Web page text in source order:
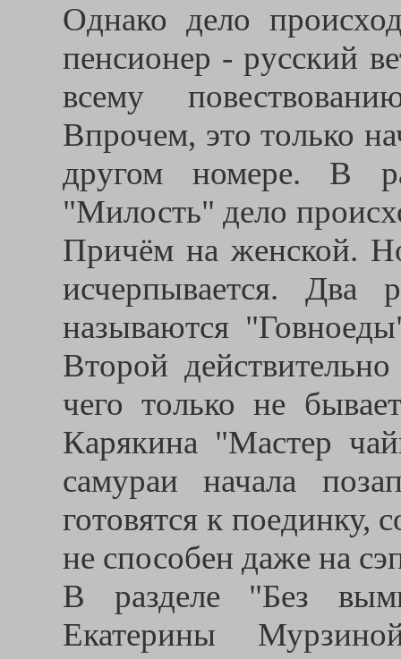
Однако дело
пенсионер - русский
всему
Впрочем, это только
другом номере. В
"Милость" дело
Причём на женской.
исчерпывается. Два
называются
Второй
чего только не
Карякина "Мастер
самураи начала
готовятся к поединку,
не способен даже на
В разделе "Без
Екатерины